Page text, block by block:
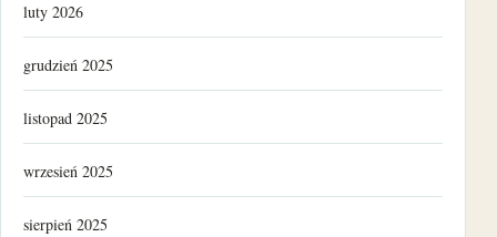
luty 2026
grudzień 2025
listopad 2025
wrzesień 2025
sierpień 2025